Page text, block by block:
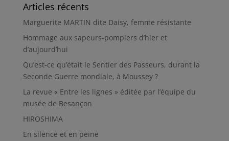
Articles récents
Marguerite MARTIN dite Daisy, femme résistante
Hommage aux sapeurs-pompiers d’hier et
d’aujourd’hui
Qu’est-ce qu’était le Sentier des Passeurs, durant la
Seconde Guerre mondiale, à Moussey ?
La revue « Entre les lignes » éditée par l’équipe du
musée de Besançon
HIROSHIMA
En silence et en peine